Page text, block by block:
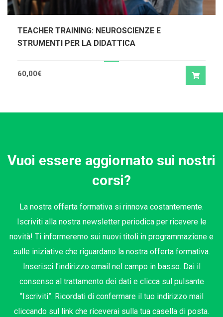
TEACHER TRAINING: NEUROSCIENZE E
STRUMENTI PER LA DIDATTICA
60,00€
Vuoi essere aggiornato sui nostri
corsi?
La nostra offerta formativa si rinnova costantemente.
Iscriviti alla nostra newsletter periodica per ricevere le
novità! Ti informeremo sui nuovi titoli in programmazione e
sulle iniziative che riguardano la nostra offerta formativa.
Inserisci l’indirizzo email nel campo in basso. Dai il
consenso al trattamento dei dati e clicca sul pulsante
“Iscriviti”. Ricordati di confermare il tuo indirizzo mail
cliccando sul link che riceverai sulla tua casella di posta.